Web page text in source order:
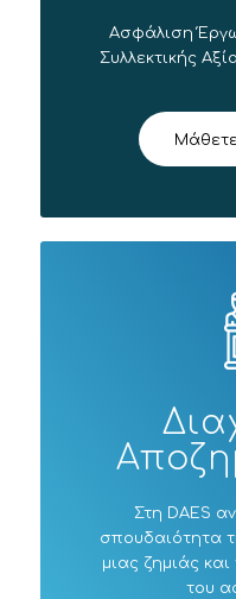
Ασφάλιση
Συλλεκτικής
Στη DAES
σπουδαιότητα
μιας ζημιάς
του